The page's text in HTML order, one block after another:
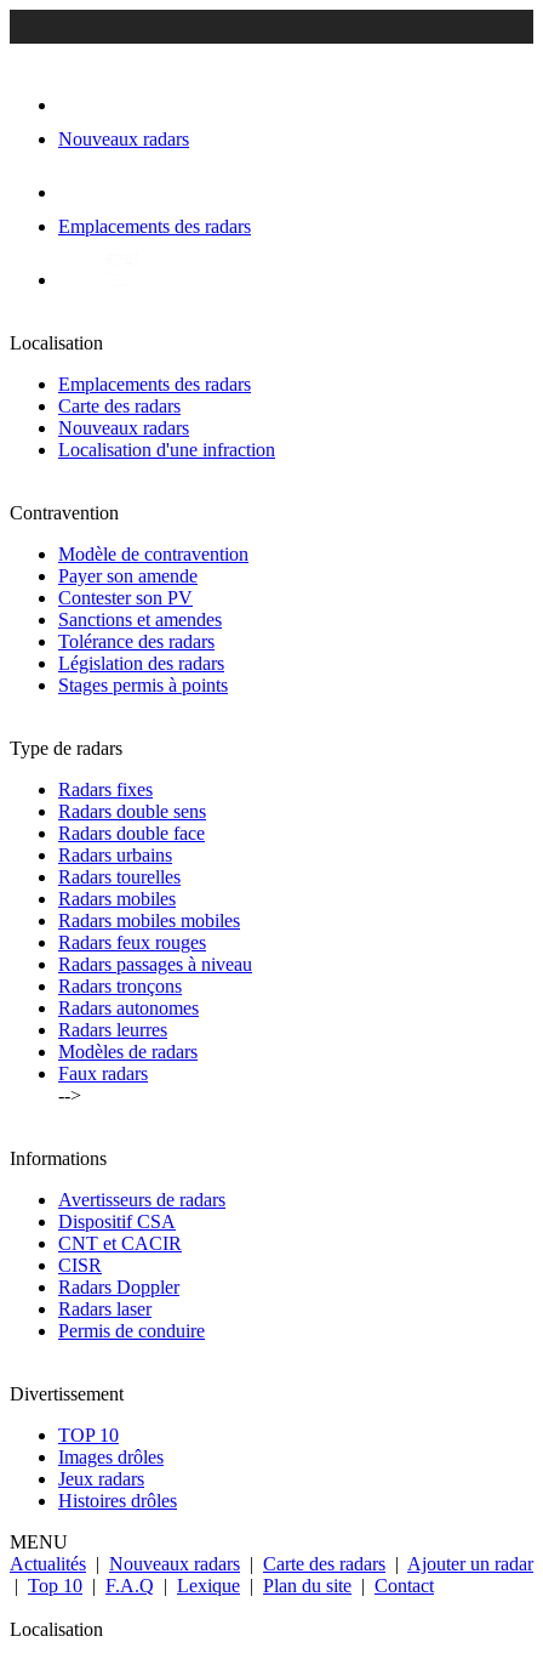
Nouveaux radars
Emplacements des radars
Localisation
Emplacements des radars
Carte des radars
Nouveaux radars
Localisation d'une infraction
Contravention
Modèle de contravention
Payer son amende
Contester son PV
Sanctions et amendes
Tolérance des radars
Législation des radars
Stages permis à points
Type de radars
Radars fixes
Radars double sens
Radars double face
Radars urbains
Radars tourelles
Radars mobiles
Radars mobiles mobiles
Radars feux rouges
Radars passages à niveau
Radars tronçons
Radars autonomes
Radars leurres
Modèles de radars
Faux radars
-->
Informations
Avertisseurs de radars
Dispositif CSA
CNT et CACIR
CISR
Radars Doppler
Radars laser
Permis de conduire
Divertissement
TOP 10
Images drôles
Jeux radars
Histoires drôles
MENU
Actualités | Nouveaux radars | Carte des radars | Ajouter un radar
| Top 10 | F.A.Q | Lexique | Plan du site | Contact
Localisation